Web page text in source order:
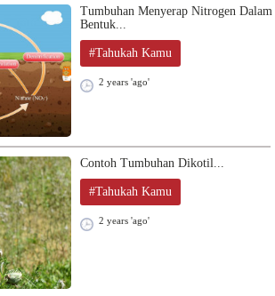
Tumbuhan Menyerap Nitrogen Dalam
Bentuk...
#Tahukah Kamu
2 years 'ago'
Contoh Tumbuhan Dikotil...
#Tahukah Kamu
2 years 'ago'